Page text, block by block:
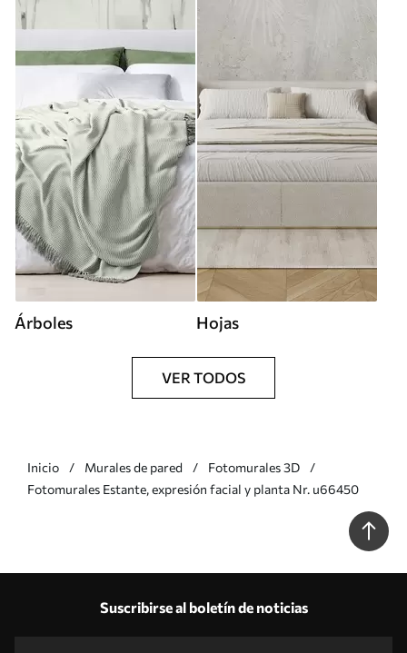
Árboles Hojas
VER TODOS
Inicio Murales de pared
Fotomurales 3D
Fotomurales Estante, expresión facial y planta Nr. u66450
Suscribirse al boletín de noticias